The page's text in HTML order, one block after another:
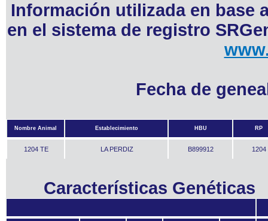
Información utilizada en base
en el sistema de registro
Fecha de
Nombre Animal Establecimiento HBU RP
1204 TE LA PERDIZ B899912 1204
Características Genéticas